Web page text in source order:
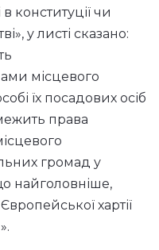
конституції чи
у листі сказано:
місцевого
їх посадових осіб
права
громад у
найголовніше,
хартії